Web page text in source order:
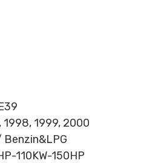
1998, 1999, 2000
110KW-150HP